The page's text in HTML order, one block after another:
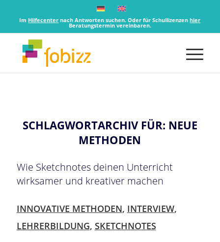
Im Hilfecenter nach Antworten suchen. Oder für Schullizenzenhier
Beratungstermin vereinbaren.
SCHLAGWORTARCHIV FÜR: NEUE
METHODEN
Wie Sketchnotes deinen Unterricht
wirksamer und kreativer machen
INNOVATIVE METHODEN, INTERVIEW,
LEHRERBILDUNG, SKETCHNOTES